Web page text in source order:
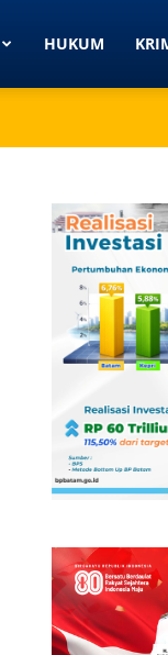
HUKUM